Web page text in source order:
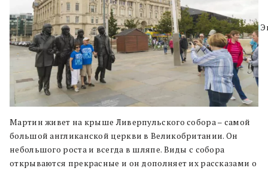
Мартин живет на крыше Ливерпульского собора – самой
большой англиканской церкви в Великобритании. Он
небольшого роста и всегда в шляпе. Виды с собора
открываются прекрасные и он дополняет их рассказами о